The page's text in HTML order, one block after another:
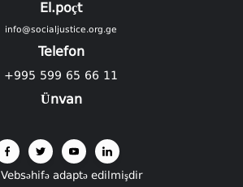
El.poçt
info@socialjustice.org.ge
Telefon
+995 599 65 66 11
Ünvan
Vebsəhifə adaptə edilmişdir